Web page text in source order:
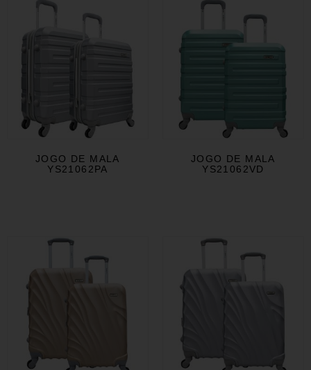
JOGO DE MALA
YS21062PA
JOGO DE MALA
YS21062VD